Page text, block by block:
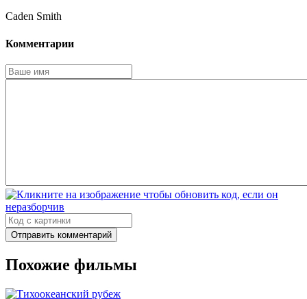
Caden Smith
Комментарии
Отправить комментарий
Похожие фильмы